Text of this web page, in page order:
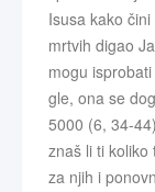
Isusa kako
mrtvih digao
mogu
gle, ona se
5000 (6, 34-
znaš li ti koliko
za njih i